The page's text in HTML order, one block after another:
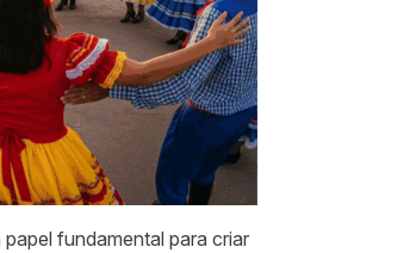
fundamental para criar